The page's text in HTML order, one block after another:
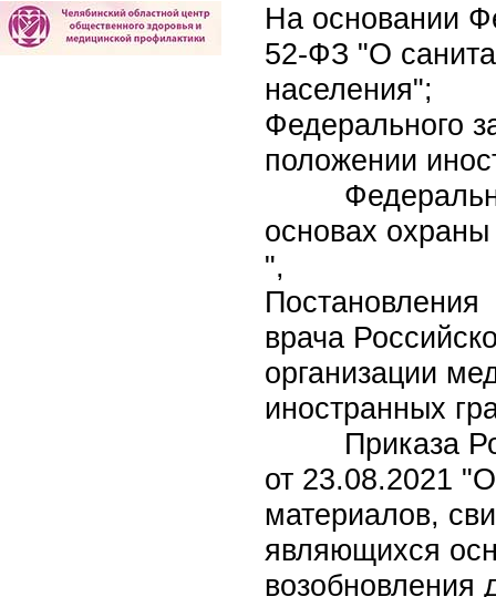
На основании
52-ФЗ "О
населения";
Федерального
положении
основах
",
Постановления
врача
организации
иностранных
Приказа
от 23.08.2021
материалов,
являющихся
возобновления